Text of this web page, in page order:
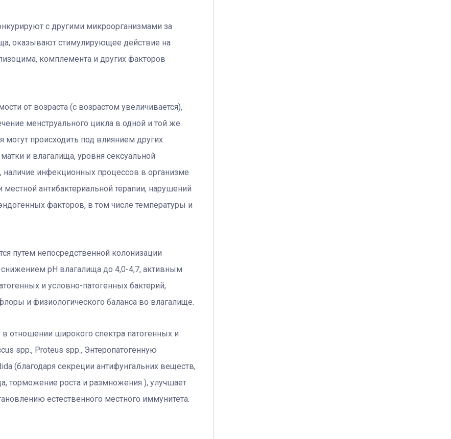
с другими микроорганизмами за
оказывают стимулирующее действие на
комплемента и других факторов
от возраста (с возрастом увеличивается),
менструального цикла в одной и той же
происходить под влиянием других
и влагалища, уровня сексуальной
инфекционных процессов в организме
антибактериальной терапии, нарушений
факторов, в том числе температуры и
путем непосредственной колонизации
рН влагалища до 4,0-4,7, активным
и условно-патогенных бактерий,
и физиологического баланса во влагалище.
в отношении широкого спектра патогенных и
spp., Proteus spp., Энтеропатогенную
(благодаря секреции антифунгальних веществ,
торможение роста и размножения ), улучшает
естественного местного иммунитета.